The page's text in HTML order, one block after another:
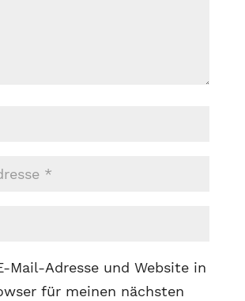
Mail-Adresse und Website in
für meinen nächsten